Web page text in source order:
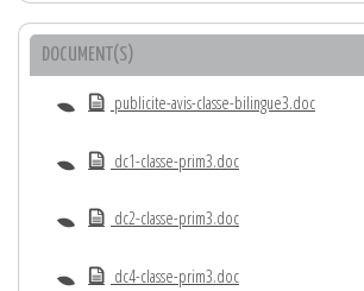
DOCUMENT(S)
publicite-avis-classe-bilingue3.doc
dc1-classe-prim3.doc
dc2-classe-prim3.doc
dc4-classe-prim3.doc